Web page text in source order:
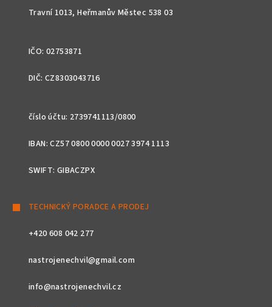
Travní 1013, Heřmanův Městec 538 03
IČO: 02753871
DIČ: CZ8303043716
číslo účtu: 2739741113/0800
IBAN: CZ57 0800 0000 0027 3974 1113
SWIFT: GIBACZPX
TECHNICKÝ PORADCE A PRODEJ
+420 608 042 277
nastrojenechvil@gmail.com
info@nastrojenechvil.cz